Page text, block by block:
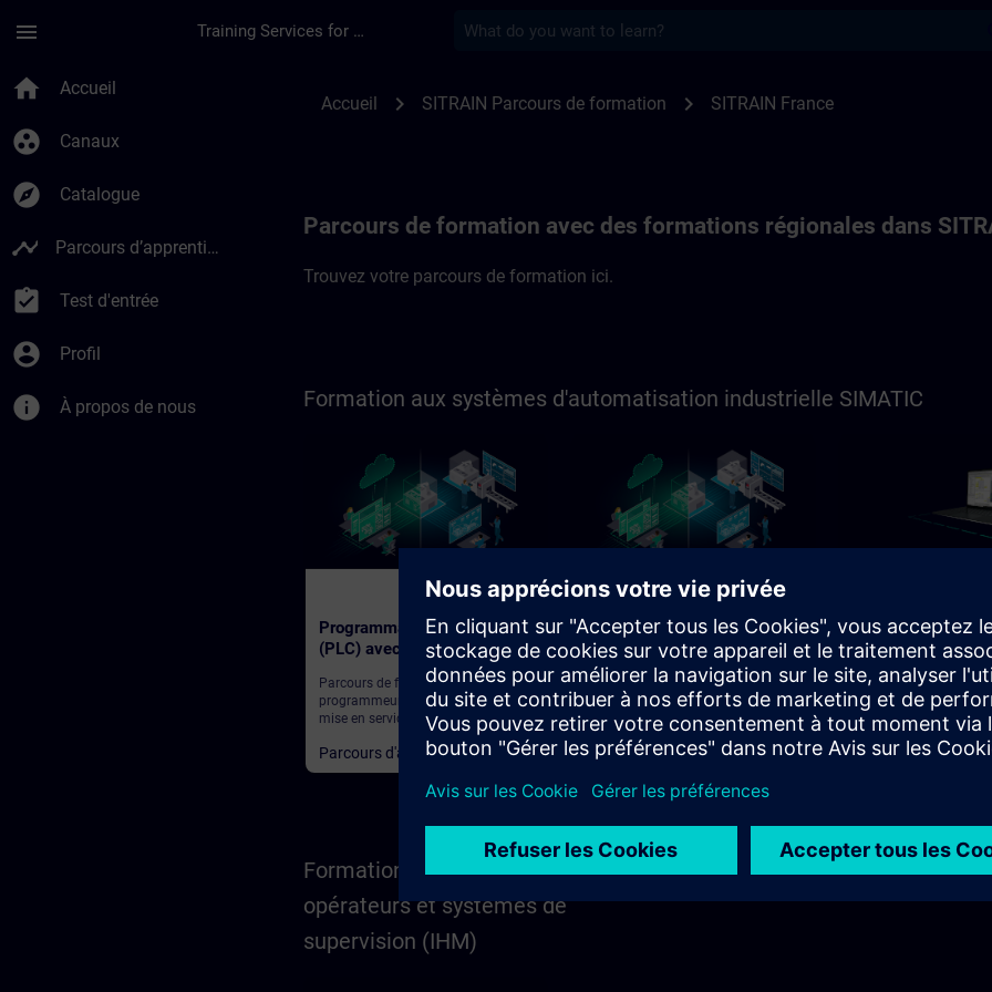
menu Training Services for Digital Industries
home Accueil
group_work Canaux
explore Catalogue
timeline Parcours d’apprentissage
assignment_turned_in Test d'entrée
account_circle Profil
info À propos de nous
Accueil chevron_right SITRAIN Parcours de formation chevron_right SITRAIN France
Parcours de formation avec des formations régionales dans
Trouvez votre parcours de formation ici.
Formation aux systèmes d'automatisation industrielle SIMATIC
210h 30m
Programmation d’automates
(PLC) avec TIA Portal
Parcours de formation pour les
programmeurs, les ingénieurs de
mise en service et le personnel
Parcours d'apprentissage
136h 20m
Programmation SCL dans
TIA Portal
Parcours de formation pour les
programmeurs, les ingénieurs de
mise en service et le personnel
d’ingénierie
Parcours d'apprentissage
Programmation
de sécurité (
Integrated) avec
Parcours de formation
programmeurs, aux
mise en service et au
d'ingénierie
Parcours
Formation aux pupitres
opérateurs et systèmes de
supervision (IHM)